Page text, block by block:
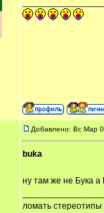
Добавлено: Вс Мар
buka
ну там же не Бука
ломать